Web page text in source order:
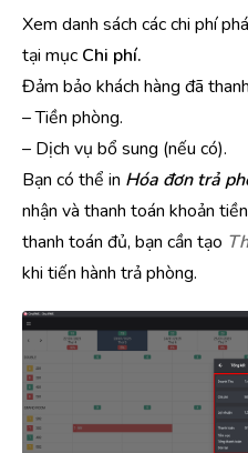
Xem danh sách các chi phí
tại mục Chi phí.
Đảm bảo khách hàng đã
– Tiền phòng.
– Dịch vụ bổ sung (nếu có).
Bạn có thể in Hóa đơn trả
nhận và thanh toán khoản
thanh toán đủ, bạn cần tạo
khi tiến hành trả phòng.